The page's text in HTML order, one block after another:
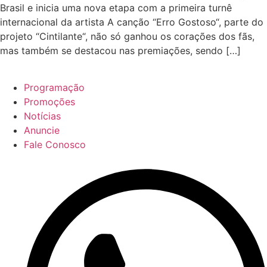
Brasil e inicia uma nova etapa com a primeira turnê
internacional da artista A canção “Erro Gostoso“, parte do
projeto “Cintilante“, não só ganhou os corações dos fãs,
mas também se destacou nas premiações, sendo […]
Programação
Promoções
Notícias
Anuncie
Fale Conosco